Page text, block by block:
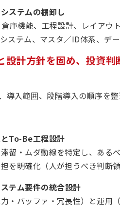
ステムの棚卸し
庫機能、工程設計、レイアウ
ステム、マスタ／ID体系、デ
設計方針を固め、投資判
導入範囲、段階導入の順序を
To-Be工程設計
留・ムダ動線を特定し、ある
を明確化（人が担うべき判断
テム要件の統合設計
・バッファ・冗長性）と運用